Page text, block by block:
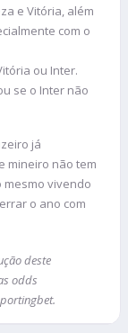
e Vitória, além
com o
ou Inter.
se o Inter não
já
mineiro não tem
mesmo vivendo
o ano com
deste
odds